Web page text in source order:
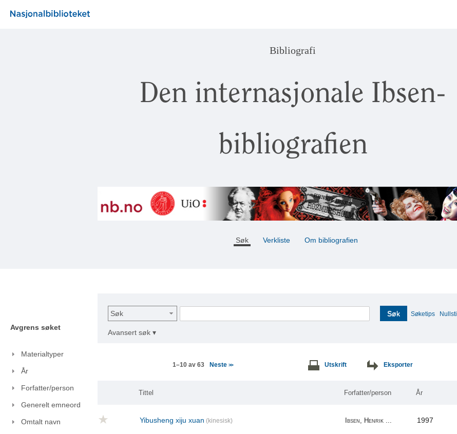
Bibliografi
Den internasjonale Ibsen-
bibliografien
Søk Verkliste Om bibliografien
Avgrens søket
Materialtyper
År
Forfatter/person
Generelt emneord
Omtalt navn
Søk Søk Søketips Nullstill
Avansert søk ▾
1–10 av 63 Neste>> Utskrift Eksporter
Tittel Forfatter/person År
Yibusheng xiju xuan (kinesisk) Ibsen, Henrik ... 1997